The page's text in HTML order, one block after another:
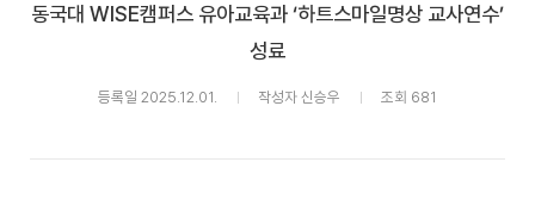
동국대 WISE캠퍼스 유아교육과 ‘하트스마일명상 교사연수’
성료
등록일 2025.12.01. 작성자 신승우 조회 681